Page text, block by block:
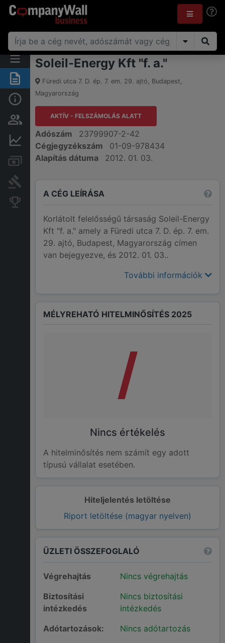
Összegzés
Alap információk
Személyek és tulajdonjog
Számlák és zárolások
Bírósági eljárások
Soleil-Energy Kft "f. a."
Füredi utca 7. D. ép. 7. em. 29. ajtó, Budapest,
Magyarország
AKTÍV - FELSZÁMOLÁS ALATT
Adószám
23799907-2-42
Cégjegyzékszám
01-09-978434
Alapítás dátuma
2012. 01. 03.
A CÉG LEÍRÁSA
Korlátolt felelősségű társaság Soleil-Energy
Kft "f. a." amely a Füredi utca 7. D. ép. 7. em.
29. ajtó, Budapest, Magyarország címen
van bejegyezve, és 2012. 01. 03..
További információk
Hiteljelentés letöltése
Riport letöltése (magyar nyelven)
MÉLYREHATÓ HITELMINŐSÍTÉS 2025
/
Nincs értékelés
A hitelminősítés nem számít egy adott
típusú vállalat esetében.
ÜZLETI ÖSSZEFOGLALÓ
Végrehajtás
Nincs végrehajtás
Biztosítási
intézkedés
Nincs biztosítási
intézkedés
Adótartozások:
Nincs adótartozás